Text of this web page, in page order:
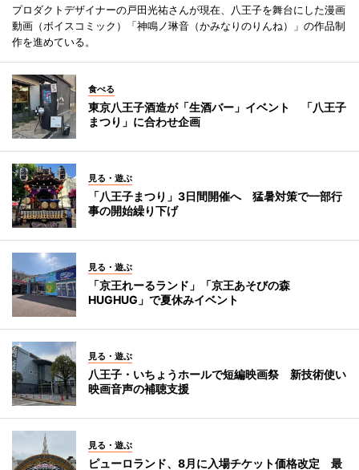
プロダクトデザイナーの戸田光祐さんが現在、八王子を舞台にした漫画
動画（ボイスコミック）「神鳴ノ琳音（かみなりのりんね）」の作品制
作を進めている。
食べる
東京八王子酒造が「生酒バー」イベント 「八王子
まつり」に合わせ企画
見る・遊ぶ
「八王子まつり」3日間開催へ 猛暑対策で一部行
事の開始繰り下げ
見る・遊ぶ
「京王れーるランド」「京王あそびの森
HUGHUG」で夏休みイベント
見る・遊ぶ
八王子・いちょうホールで短編映画祭 新技術使い
映画音声の補聴支援
見る・遊ぶ
ピューロランド、8月に入場チケット価格改定 最